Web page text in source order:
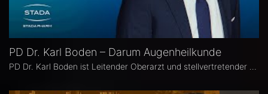
PD Dr. Karl Boden – Darum Augenheilkunde